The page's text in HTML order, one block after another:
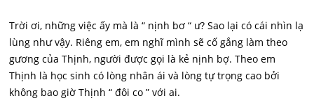
Trời ơi, những việc ấy mà là “ nịnh bơ “ ư? Sao lại có cái nhìn lạ
lùng như vậy. Riêng em, em nghĩ mình sẽ cố gắng làm theo
gương của Thịnh, người được gọi là kẻ nịnh bợ. Theo em
Thịnh là học sinh có lòng nhân ái và lòng tự trọng cao bởi
không bao giờ Thịnh “ đôi co ” với ai.